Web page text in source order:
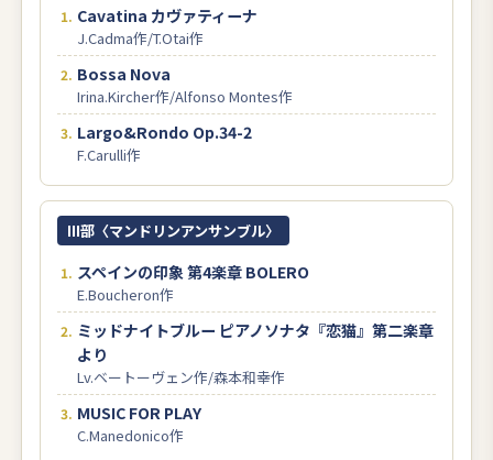
Cavatina カヴァティーナ
J.Cadma作/T.Otai作
Bossa Nova
Irina.Kircher作/Alfonso Montes作
Largo&Rondo Op.34-2
F.Carulli作
III部〈マンドリンアンサンブル〉
スペインの印象 第4楽章 BOLERO
E.Boucheron作
ミッドナイトブルー ピアノソナタ『恋猫』第二楽章
より
Lv.ベートーヴェン作/森本和幸作
MUSIC FOR PLAY
C.Manedonico作